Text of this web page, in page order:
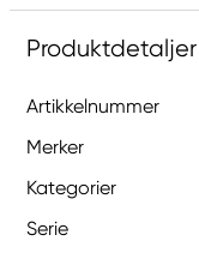
Produktdetaljer
Artikkelnummer
Merker
Kategorier
Serie